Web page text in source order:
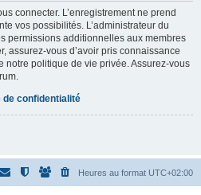
connecter. L’enregistrement ne prend
vos possibilités. L’administrateur du
permissions additionnelles aux membres
assurez-vous d’avoir pris connaissance
notre politique de vie privée. Assurez-vous
de confidentialité
Heures au format UTC+02:00